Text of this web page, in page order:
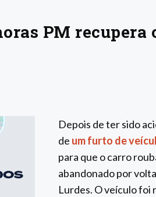
PM recupera
Depois de ter sido
de um furto de
para que o carro
abandonado por
Lurdes. O veículo foi